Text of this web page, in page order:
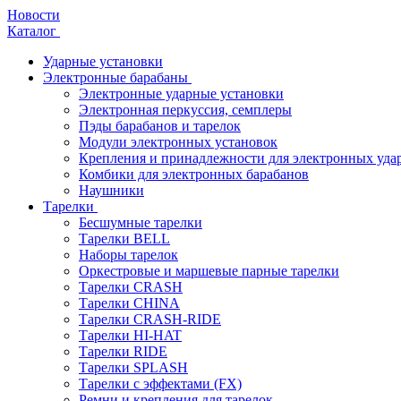
Новости
Каталог
Ударные установки
Электронные барабаны
Электронные ударные установки
Электронная перкуссия, семплеры
Пэды барабанов и тарелок
Модули электронных установок
Крепления и принадлежности для электронных
Комбики для электронных барабанов
Наушники
Тарелки
Бесшумные тарелки
Тарелки BELL
Наборы тарелок
Оркестровые и маршевые парные тарелки
Тарелки CRASH
Тарелки CHINA
Тарелки CRASH-RIDE
Тарелки HI-HAT
Тарелки RIDE
Тарелки SPLASH
Тарелки с эффектами (FX)